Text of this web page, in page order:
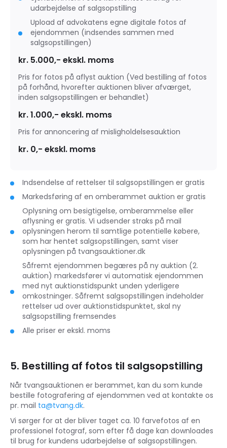
udarbejdelse af salgsopstilling
Upload af advokatens egne digitale fotos af
ejendommen (indsendes sammen med
salgsopstillingen)
kr. 5.000,- ekskl. moms
Pris for fotos på aflyst auktion (Ved bestilling af fotos
på forhånd, hvorefter auktionen bliver afværget,
inden salgsopstillingen er behandlet)
kr. 1.000,- ekskl. moms
Pris for annoncering af misligholdelsesauktion
kr. 0,- ekskl. moms
Indsendelse af rettelser til salgsopstillingen er gratis
Markedsføring af en omberammet auktion er gratis
Oplysning om besigtigelse, omberammelse eller
aflysning er gratis. Vi udsender straks på mail
oplysningen herom til samtlige potentielle købere,
som har hentet salgsopstillingen, samt viser
oplysningen på tvangsauktioner.dk
Såfremt ejendommen begæres på ny auktion (2.
auktion) markedsfører vi automatisk ejendommen
med nyt auktionstidspunkt unden yderligere
omkostninger. Såfremt salgsopstillingen indeholder
rettelser ud over auktionstidspunktet, skal ny
salgsopstilling fremsendes
Alle priser er ekskl. moms
5. Bestilling af fotos til salgsopstilling
Når tvangsauktionen er berammet, kan du som kunde
bestille fotografering af ejendommen ved at kontakte os
pr. mail ta@tvang.dk.
Vi sørger for at der bliver taget ca. 10 farvefotos af en
professionel fotograf, som efter få dage kan downloades
til brug for kundens udarbejdelse af salgsopstillingen.